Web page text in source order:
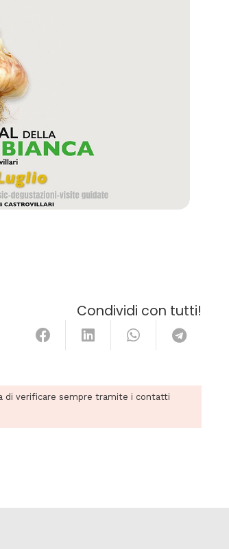
Condividi con tutti!
di verificare sempre tramite i contatti